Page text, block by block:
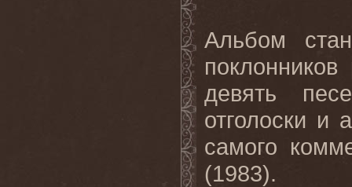
Альбом
девять
отголоски и
самого
(1983).